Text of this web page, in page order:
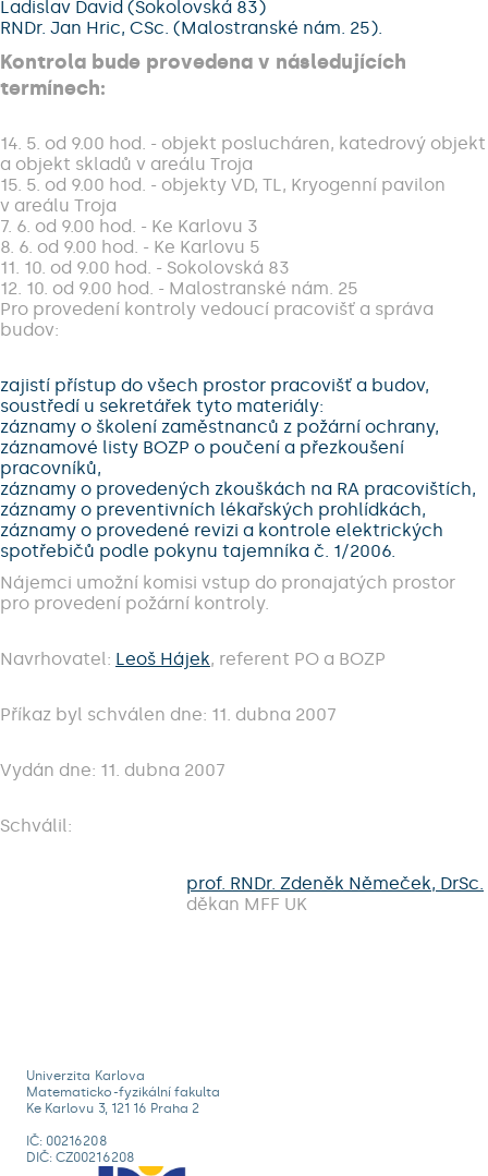
Ladislav David (Sokolovská 83)
RNDr. Jan Hric, CSc. (Malostranské nám. 25).
Kontrola bude provedena v následujících
termínech:
14. 5. od 9.00 hod. - objekt poslucháren, katedrový objekt
a objekt skladů v areálu Troja
15. 5. od 9.00 hod. - objekty VD, TL, Kryogenní pavilon
v areálu Troja
7. 6. od 9.00 hod. - Ke Karlovu 3
8. 6. od 9.00 hod. - Ke Karlovu 5
11. 10. od 9.00 hod. - Sokolovská 83
12. 10. od 9.00 hod. - Malostranské nám. 25
Pro provedení kontroly vedoucí pracovišť a správa
budov:
zajistí přístup do všech prostor pracovišť a budov,
soustředí u sekretářek tyto materiály:
záznamy o školení zaměstnanců z požární ochrany,
záznamové listy BOZP o poučení a přezkoušení
pracovníků,
záznamy o provedených zkouškách na RA pracovištích,
záznamy o preventivních lékařských prohlídkách,
záznamy o provedené revizi a kontrole elektrických
spotřebičů podle pokynu tajemníka č. 1/2006.
Nájemci umožní komisi vstup do pronajatých prostor
pro provedení požární kontroly.
Navrhovatel: Leoš Hájek, referent PO a BOZP
Příkaz byl schválen dne: 11. dubna 2007
Vydán dne: 11. dubna 2007
Schválil:
prof. RNDr. Zdeněk Němeček, DrSc.
děkan MFF UK
Univerzita Karlova
Matematicko-fyzikální fakulta
Ke Karlovu 3, 121 16 Praha 2
IČ: 00216208
DIČ: CZ00216208